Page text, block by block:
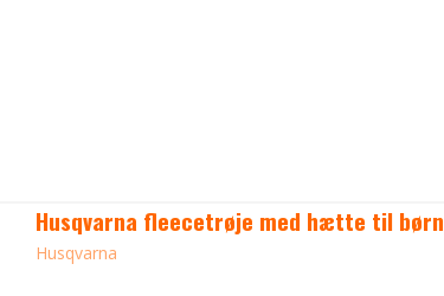
Husqvarna fleecetrøje med hætte til børn
Husqvarna